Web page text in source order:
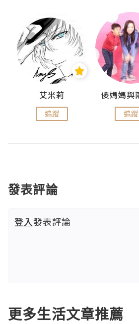
艾米莉
追蹤 追蹤
發表評論
登入發表評論
更多生活文章推薦